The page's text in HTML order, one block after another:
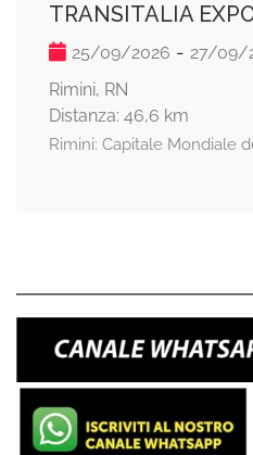
TRANSITALIA
25/09/2026 - 27/09/
Rimini, RN
Distanza: 46,6 km
Rimini: Capitale Mondiale